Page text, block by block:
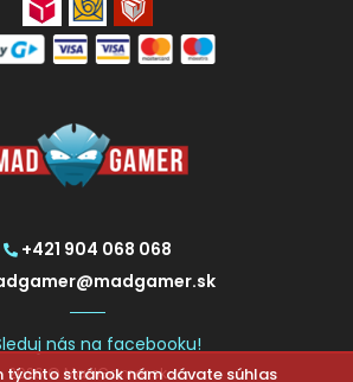
+421 904 068 068
nás na facebooku!
2026 © MadGamer.sk
týchto stránok nám dávate súhlas